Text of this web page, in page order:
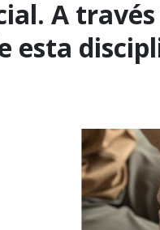
A
esta